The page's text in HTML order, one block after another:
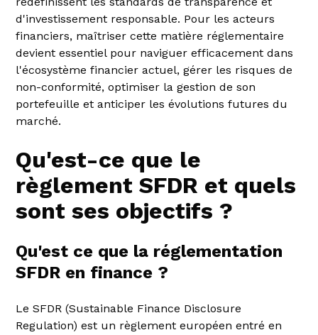
d'investissement responsable. Pour les acteurs
financiers, maîtriser cette matière réglementaire
devient essentiel pour naviguer efficacement dans
l'écosystème financier actuel, gérer les risques de
non-conformité, optimiser la gestion de son
portefeuille et anticiper les évolutions futures du
marché.
Qu'est-ce que le
règlement SFDR et quels
sont ses objectifs ?
Qu'est ce que la réglementation
SFDR en finance ?
Le SFDR (Sustainable Finance Disclosure
Regulation) est un règlement européen entré en